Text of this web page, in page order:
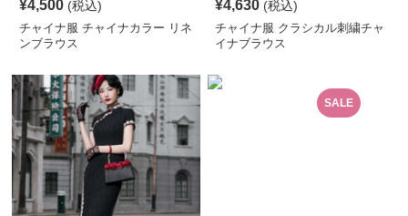
¥4,500 (税込)
チャイナ服 チャイナカラー リネ
ンブラウス
¥4,630 (税込)
チャイナ服 クラシカル刺繍チャ
イナブラウス
SALE